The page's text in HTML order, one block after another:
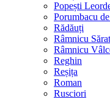
Popești
Porumbacu
Rădăuți
Râmnicu Sărat
Râmnicu
Reghin
Reșița
Roman
Rusciori